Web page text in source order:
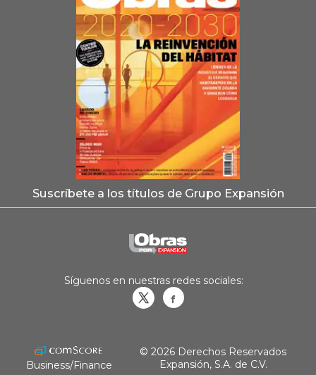
Suscríbete a los títulos de Grupo Expansión
Síguenos en nuestras redes sociales:
Business/Finance
© 2026 Derechos Reservados
Expansión, S.A. de C.V.